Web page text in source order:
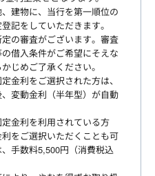
建物に、当行を第一順位の
記をしていただきます。
の審査がございます。審査
借入条件がご希望にそえな
じめご了承ください。
金利をご選択された方は、
変動金利（半年型）が自動
金利を利用されている方
をご選択いただくことも可
手数料5,500円（消費税込